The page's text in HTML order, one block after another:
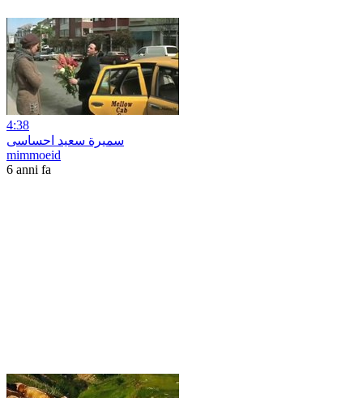
4:38
سميرة سعيد احساسى
mimmoeid
6 anni fa